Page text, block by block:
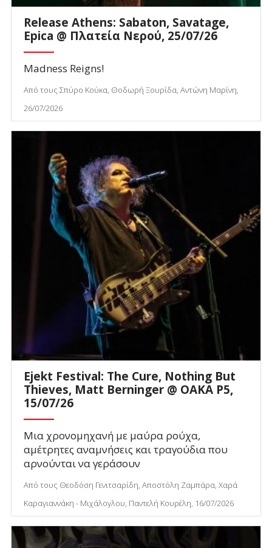
Release Athens: Sabaton, Savatage,
Epica @ Πλατεία Νερού, 25/07/26
Madness Reigns!
Από τους Σπύρο Κούκα, Θοδωρή Ξουρίδα, Αντώνη Μαρίνη,
26/07/2026
Ejekt Festival: The Cure, Nothing But
Thieves, Matt Berninger @ ΟΑΚΑ P5,
15/07/26
Μια χρονομηχανή με μαύρα ρούχα,
αμέτρητες αναμνήσεις και τραγούδια που
αρνούνται να γεράσουν
Από τους Θεοδόση Γενιτσαρίδη, Αποστόλη Ζαμπάρα, Χαρά
Καραγιαννάκη - Μιχάλογλου, Παντελή Κουρέλη, 16/07/2026